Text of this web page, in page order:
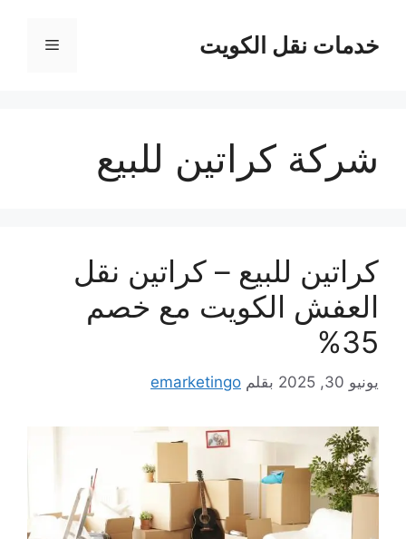
المحتوىخدمات نقل الكويت القائمة
شركة كراتين للبيع
كراتين للبيع – كراتين نقل
العفش الكويت مع خصم
35%
يونيو 30, 2025 بقلم emarketingo